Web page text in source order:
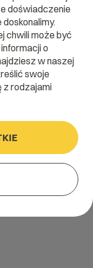
naciśnij przycisk
Znajdź
.online 0,90 zł
doświadczenie
chwili może być
o
w naszej
swoje
z rodzajami